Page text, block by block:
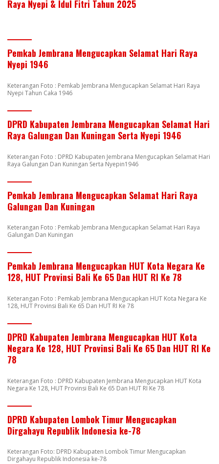
Raya Nyepi & Idul Fitri Tahun 2025
Pemkab Jembrana Mengucapkan Selamat Hari Raya
Nyepi 1946
Keterangan Foto : Pemkab Jembrana Mengucapkan Selamat Hari Raya
Nyepi Tahun Caka 1946
DPRD Kabupaten Jembrana Mengucapkan Selamat Hari
Raya Galungan Dan Kuningan Serta Nyepi 1946
Keterangan Foto : DPRD Kabupaten Jembrana Mengucapkan Selamat Hari
Raya Galungan Dan Kuningan Serta Nyepin1946
Pemkab Jembrana Mengucapkan Selamat Hari Raya
Galungan Dan Kuningan
Keterangan Foto : Pemkab Jembrana Mengucapkan Selamat Hari Raya
Galungan Dan Kuningan
Pemkab Jembrana Mengucapkan HUT Kota Negara Ke
128, HUT Provinsi Bali Ke 65 Dan HUT RI Ke 78
Keterangan Foto : Pemkab Jembrana Mengucapkan HUT Kota Negara Ke
128, HUT Provinsi Bali Ke 65 Dan HUT RI Ke 78
DPRD Kabupaten Jembrana Mengucapkan HUT Kota
Negara Ke 128, HUT Provinsi Bali Ke 65 Dan HUT RI Ke
78
Keterangan Foto : DPRD Kabupaten Jembrana Mengucapkan HUT Kota
Negara Ke 128, HUT Provinsi Bali Ke 65 Dan HUT RI Ke 78
DPRD Kabupaten Lombok Timur Mengucapkan
Dirgahayu Republik Indonesia ke-78
Keterangan Foto: DPRD Kabupaten Lombok Timur Mengucapkan
Dirgahayu Republik Indonesia ke-78